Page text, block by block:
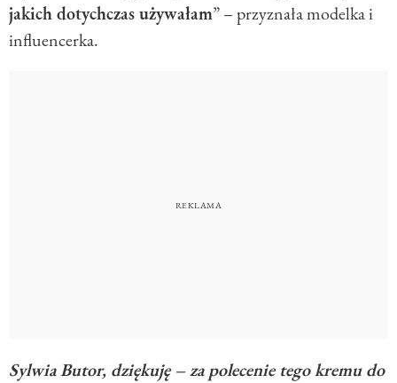
jakich dotychczas używałam” – przyznała modelka i
influencerka.
Sylwia Butor, dziękuję – za polecenie tego kremu do